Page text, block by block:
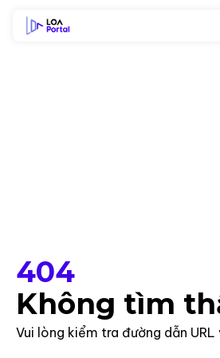
404
Không tìm
Vui lòng kiểm tra đường dẫn URL